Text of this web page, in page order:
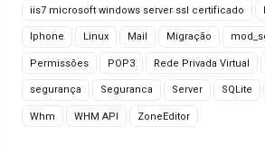
iis7 microsoft windows server ssl certificado
Iphone Linux Mail Migração
Permissões POP3 Rede Privada Virtual
segurança Seguranca Server SQLite
Whm WHM API ZoneEditor